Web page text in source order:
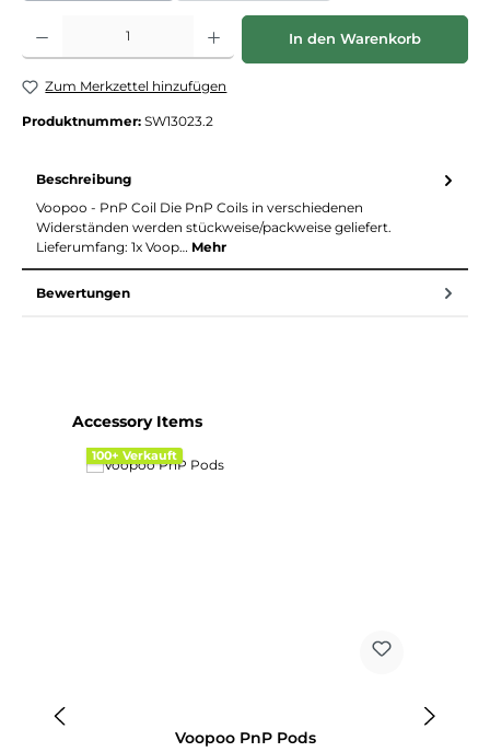
Produkt Anzahl: Gib den gewünschten Wert ein oder benutze die
In den Warenkorb
Zum Merkzettel hinzufügen
Produktnummer: SW13023.2
Beschreibung
Voopoo - PnP Coil Die PnP Coils in verschiedenen
Widerständen werden stückweise/packweise geliefert.
Lieferumfang: 1x Voop… Mehr
Bewertungen
Produktgalerie überspringen
Accessory Items
100+ Verkauft
Voopoo PnP Pods